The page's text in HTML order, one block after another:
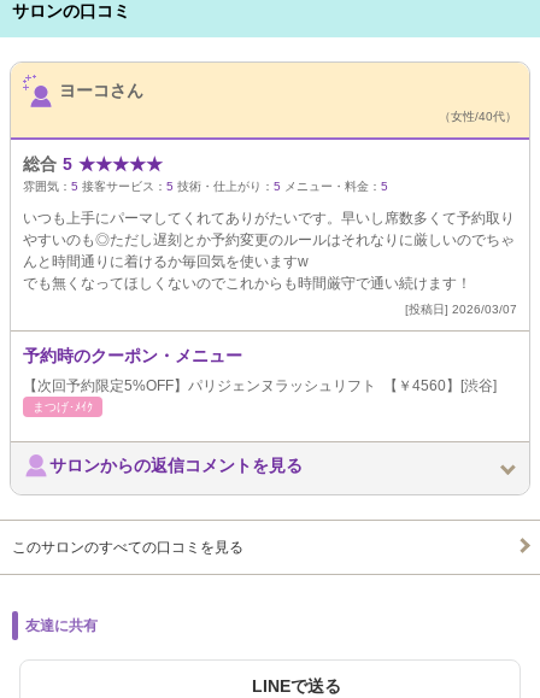
サロンの口コミ
サロンPick Up
ヨーコさん
（女性/40代）
総合 5 ★★★★★
雰囲気： 5 接客サービス： 5 技術・仕上がり： 5 メニュー・料金： 5
いつも上手にパーマしてくれてありがたいです。早いし席数多くて予約取り
やすいのも◎ただし遅刻とか予約変更のルールはそれなりに厳しいのでちゃ
んと時間通りに着けるか毎回気を使いますw
でも無くなってほしくないのでこれからも時間厳守で通い続けます！
[投稿日] 2026/03/07
予約時のクーポン・メニュー
【次回予約限定5%OFF】パリジェンヌラッシュリフト 【￥4560】[渋谷]
まつげ･ﾒｲｸ
サロンからの返信コメントを見る
このサロンのすべての口コミを見る
友達に共有
LINEで送る